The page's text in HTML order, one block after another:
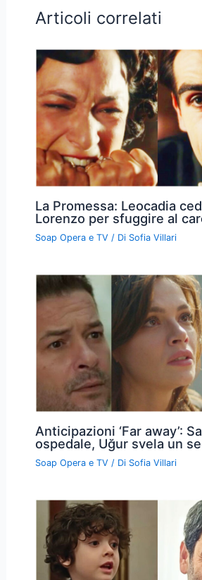
Articoli correlati
La Promessa: Leocadia
Lorenzo per sfuggire al
Soap Opera e TV / Di Sofia Villari
Anticipazioni ‘Far away’:
ospedale, Uğur svela un
Soap Opera e TV / Di Sofia Villari